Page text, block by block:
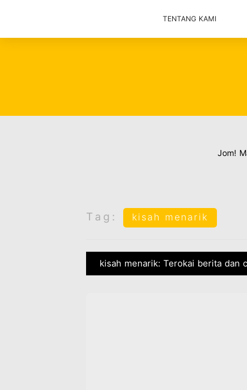
TENTANG KAMI
Jom!
Tag: kisah menarik
kisah menarik: Terokai berita dan